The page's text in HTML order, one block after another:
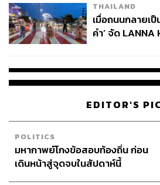
THAILAND
เมื่อถนนกลายเ
คำ’ จัด LANNA
EDITOR'S
POLITICS
มหากาพย์โกงข้อสอบท้องถิ่น ก่อน
เดินหน้าสู่จุดจบในสัปดาห์นี้